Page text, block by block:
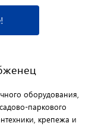
оборудования,
паркового
крепежа и